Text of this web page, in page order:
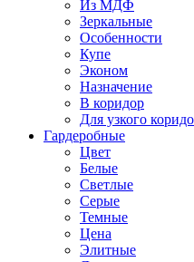
Из МДФ
Зеркальные
Особенности
Купе
Эконом
Назначение
В коридор
Для узкого
Гардеробные
Цвет
Белые
Светлые
Серые
Темные
Цена
Элитные